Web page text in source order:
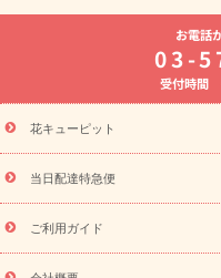
よく贈られる花
お祝
8月の誕生花(トルコキキ
お供え・お悔や
通夜・
ーブドフラワー
季節のイ
特集
お盆 花（新盆・初盆）
盆・初盆）
お盆 花（新盆
フト
お盆・お供え プリザ
レゼント特集
夏の花贈り
敬老の日におくる花ギフ
花ギフト・プレゼント特集
お電話
03-
受付時間
花キューピット
当日配達特急便
ご利用ガイド